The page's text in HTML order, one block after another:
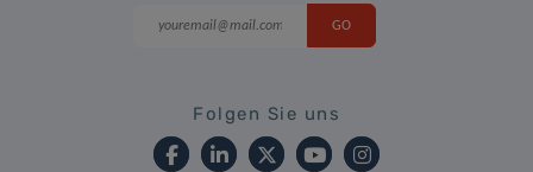
Folgen Sie uns